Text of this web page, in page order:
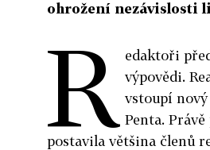
ohrožení nezávislosti
R edaktoři
výpovědi.
vstoupí
Penta.
postavila většina členů